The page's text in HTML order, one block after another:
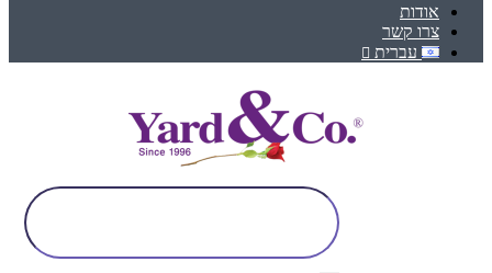
אודות
צרו קשר
עברית